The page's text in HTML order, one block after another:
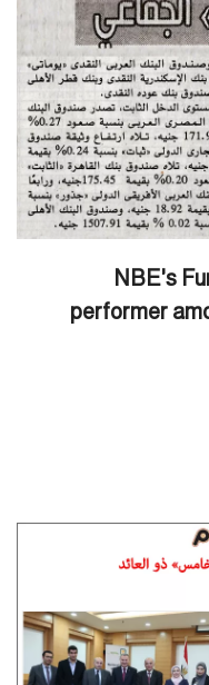
NBE's
performer